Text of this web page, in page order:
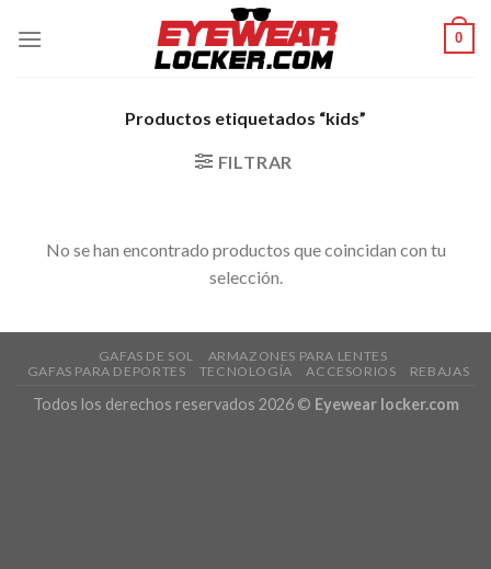
0
Productos etiquetados “kids”
FILTRAR
No se han encontrado productos que coincidan con tu
selección.
GAFAS DE SOL
ARMAZONES PARA LENTES
GAFAS PARA DEPORTES
TECNOLOGÍA ACCESORIOS REBAJAS
Todos los derechos reservados 2026 © Eyewear locker.com